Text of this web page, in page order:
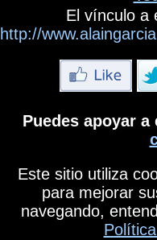
El vínculo a
http://
Puedes apoyar
Este sitio utiliza
para mejorar
navegando,